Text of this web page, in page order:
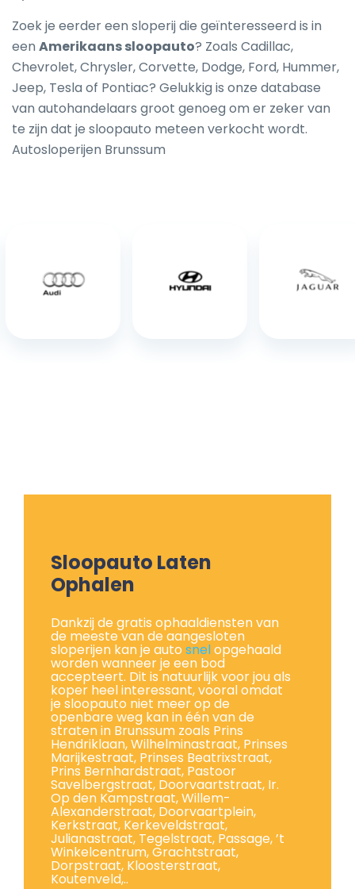
Zoek je eerder een sloperij die geïnteresseerd is in
een Amerikaans sloopauto? Zoals Cadillac,
Chevrolet, Chrysler, Corvette, Dodge, Ford, Hummer,
Jeep, Tesla of Pontiac? Gelukkig is onze database
van autohandelaars groot genoeg om er zeker van
te zijn dat je sloopauto meteen verkocht wordt.
Autosloperijen Brunssum
Sloopauto Laten
Ophalen
Dankzij de gratis ophaaldiensten van
de meeste van de aangesloten
sloperijen kan je auto snelopgehaald
worden wanneer je een bod
accepteert. Dit is natuurlijk voor jou als
koper heel interessant, vooral omdat
je sloopauto niet meer op de
openbare weg kan in één van de
straten in Brunssum zoals Prins
Hendriklaan, Wilhelminastraat, Prinses
Marijkestraat, Prinses Beatrixstraat,
Prins Bernhardstraat, Pastoor
Savelbergstraat, Doorvaartstraat, Ir.
Op den Kampstraat, Willem-
Alexanderstraat, Doorvaartplein,
Kerkstraat, Kerkeveldstraat,
Julianastraat, Tegelstraat, Passage, ’t
Winkelcentrum, Grachtstraat,
Dorpstraat, Kloosterstraat,
Koutenveld,..